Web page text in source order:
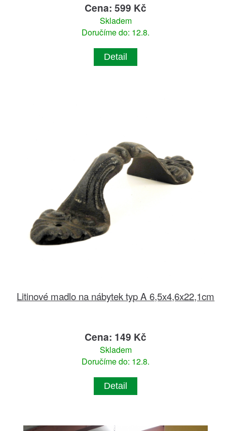
Cena: 599 Kč
Skladem
Doručíme do: 12.8.
Detail
Litinové madlo na nábytek typ A 6,5x4,6x22,1cm
Cena: 149 Kč
Skladem
Doručíme do: 12.8.
Detail